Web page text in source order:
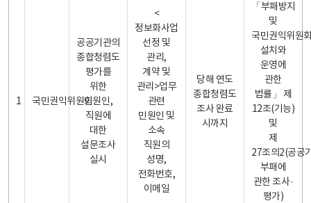
1 국민권익위원회
공공기관의
종합청렴도
평가를
위한
민원인,
직원에
대한
설문조사
실시
<
정보화사업
선정 및
관리,
계약 및
관리>업무
관련
민원인 및
소속
직원의
성명,
전화번호,
이메일
당해 연도
종합청렴도
조사 완료
시까지
「부패방지
및
국민권익위원
설치와
운영에
관한
법률」 제
12조(기능)
및
제
27조의2(공공
부패에
관한 조사·
평가)